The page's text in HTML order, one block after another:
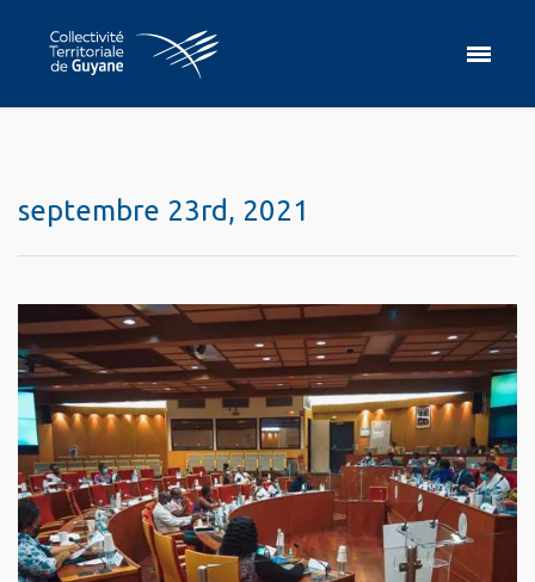
septembre 23rd, 2021